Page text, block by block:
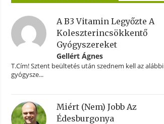
A B3 Vitamin Legyőzte A
Koleszterincsökkentő
Gyógyszereket
Gellért Ágnes
T.Cím! Sztent beültetés után szednem kell az alábbi
gyógysze...
Miért (nem) Jobb Az
Édesburgonya